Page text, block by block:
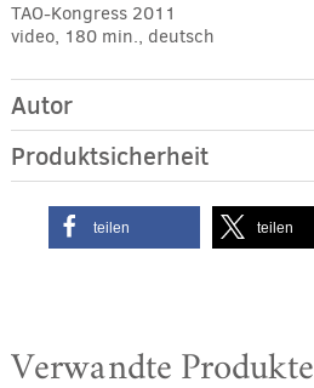
TAO-Kongress 2011
video, 180 min., deutsch
Autor
Produktsicherheit
teilen teilen
Verwandte Produkte